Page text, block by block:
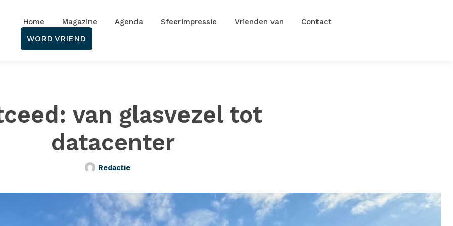
Home Magazine Agenda Sfeerimpressie Vrienden van Contact
WORD VRIEND
van glasvezel tot
datacenter
Redactie